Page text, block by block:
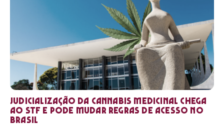
Judicialização da cannabis medicinal chega
ao STF e pode mudar regras de acesso no
Brasil